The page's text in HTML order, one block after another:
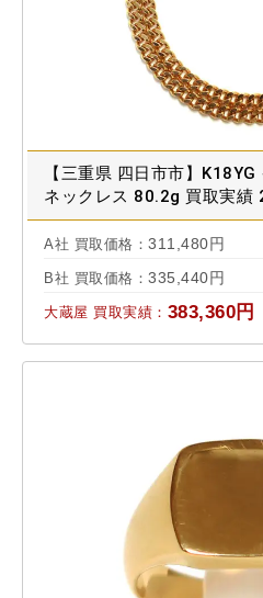
【三重県 四日市市】
ネックレス 80.2g 買取実績
A社 買取価格： 311,480円
B社 買取価格： 335,440円
大蔵屋 買取実績： 383,360円